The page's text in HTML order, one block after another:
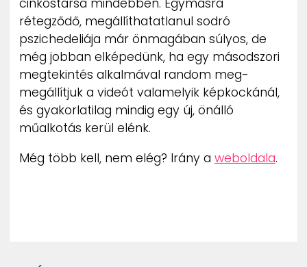
MÉDIAAJÁNLAT
IMPRESSZUM
PR-ARCHÍVUM
ADATKEZELÉSI TÁJÉKOZTATÓ
cinkostársa mindebben. Egymásra
rétegződő, megállíthatatlanul sodró
pszichedeliája már önmagában súlyos, de
még jobban elképedünk, ha egy másodszori
megtekintés alkalmával random meg-
megállítjuk a videót valamelyik képkockánál,
és gyakorlatilag mindig egy új, önálló
műalkotás kerül elénk.
Még több kell, nem elég? Irány a weboldala.